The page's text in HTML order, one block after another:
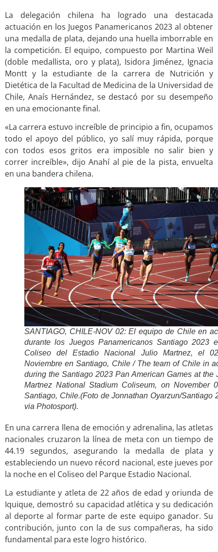
La delegación chilena ha logrado una destacada
actuación en los Juegos Panamericanos 2023 al obtener
una medalla de plata, dejando una huella imborrable en
la competición. El equipo, compuesto por Martina Weil
(doble medallista, oro y plata), Isidora Jiménez, Ignacia
Montt y la estudiante de la carrera de Nutrición y
Dietética de la Facultad de Medicina de la Universidad de
Chile, Anaís Hernández, se destacó por su desempeño
en una emocionante final.
«La carrera estuvo increíble de principio a fin, ocupamos
todo el apoyo del público, yo salí muy rápida, porque
con todos esos gritos era imposible no salir bien y
correr increíble», dijo Anahí al pie de la pista, envuelta
en una bandera chilena.
SANTIAGO, CHILE-NOV 02: El equipo de Chile en
durante los Juegos Panamericanos Santiago 2023
Coliseo del Estadio Nacional Julio Martnez, el
Noviembre en Santiago, Chile / The team of Chile in
during the Santiago 2023 Pan American Games at the
Martnez National Stadium Coliseum, on November
Santiago, Chile.(Foto de Jonnathan Oyarzun/Santiago
via Photosport).
En una carrera llena de emoción y adrenalina, las atletas
nacionales cruzaron la línea de meta con un tiempo de
44.19 segundos, asegurando la medalla de plata y
estableciendo un nuevo récord nacional, este jueves por
la noche en el Coliseo del Parque Estadio Nacional.
La estudiante y atleta de 22 años de edad y oriunda de
Iquique, demostró su capacidad atlética y su dedicación
al deporte al formar parte de este equipo ganador. Su
contribución, junto con la de sus compañeras, ha sido
fundamental para este logro histórico.